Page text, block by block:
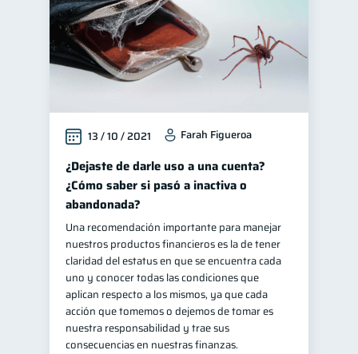
Criptomonedas 2
Cuenta Abandonada 2
Inversiones 2
Finanzas Personales
Finanzas en Pareja 1
Educación Financiera 1
Fraudes 1
Información financiera 1
Salud mental
Doble sueldo 1
Gasto responsable 1
información financiera 1
13 / 10 / 2021 Farah Figueroa
¿Dejaste de darle uso a una cuenta?
¿Cómo saber si pasó a inactiva o
abandonada?
Una recomendación importante para manejar
nuestros productos financieros es la de tener
claridad del estatus en que se encuentra cada
uno y conocer todas las condiciones que
aplican respecto a los mismos, ya que cada
acción que tomemos o dejemos de tomar es
nuestra responsabilidad y trae sus
consecuencias en nuestras finanzas.